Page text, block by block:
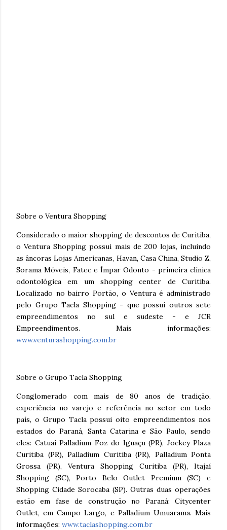
Sobre o Ventura Shopping
Considerado o maior shopping de descontos de Curitiba,
o Ventura Shopping possui mais de 200 lojas, incluindo
as âncoras Lojas Americanas, Havan, Casa China, Studio Z,
Sorama Móveis, Fatec e Ímpar Odonto - primeira clínica
odontológica em um shopping center de Curitiba.
Localizado no bairro Portão, o Ventura é administrado
pelo Grupo Tacla Shopping - que possui outros sete
empreendimentos no sul e sudeste - e JCR
Empreendimentos. Mais informações:
www.venturashopping.com.br
Sobre o Grupo Tacla Shopping
Conglomerado com mais de 80 anos de tradição,
experiência no varejo e referência no setor em todo
país, o Grupo Tacla possui oito empreendimentos nos
estados do Paraná, Santa Catarina e São Paulo, sendo
eles: Catuaí Palladium Foz do Iguaçu (PR), Jockey Plaza
Curitiba (PR), Palladium Curitiba (PR), Palladium Ponta
Grossa (PR), Ventura Shopping Curitiba (PR), Itajaí
Shopping (SC), Porto Belo Outlet Premium (SC) e
Shopping Cidade Sorocaba (SP). Outras duas operações
estão em fase de construção no Paraná: Citycenter
Outlet, em Campo Largo, e Palladium Umuarama. Mais
informações: www.taclashopping.com.br